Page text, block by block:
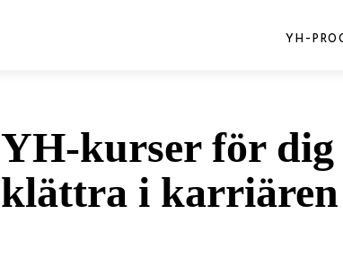
YH-
YH-kurser för
klättra i karriären